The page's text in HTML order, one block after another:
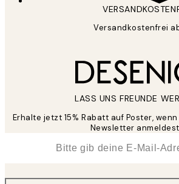
Versandkostenfrei
LASS UNS FREUNDE
Erhalte jetzt 15% Rabatt auf Poster,
Newsletter